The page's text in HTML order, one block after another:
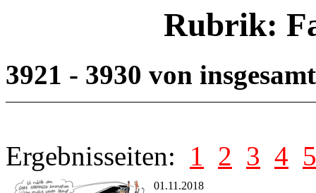
Rubrik:
3921 - 3930 von
Ergebnisseiten: 1 2 3 4 5
01.11.2018